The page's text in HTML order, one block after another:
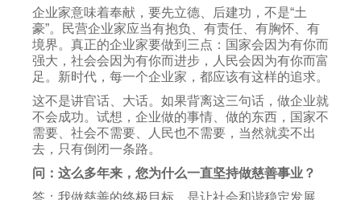
企业家意味着奉献，要先立德、后建功，不是“土
豪”。民营企业家应当有抱负、有责任、有胸怀、有
境界。真正的企业家要做到三点：国家会因为有你而
强大，社会会因为有你而进步，人民会因为有你而富
足。新时代，每一个企业家，都应该有这样的追求。
这不是讲官话、大话。如果背离这三句话，做企业就
不会成功。试想，企业做的事情、做的东西，国家不
需要、社会不需要、人民也不需要，当然就卖不出
去，只有倒闭一条路。
问：这么多年来，您为什么一直坚持做慈善事业？